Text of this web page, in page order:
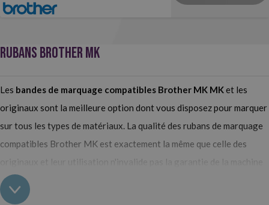
RUBANS BROTHER MK
Les bandes de marquage compatibles Brother MK MKet les
originaux sont la meilleure option dont vous disposez pour marquer
sur tous les types de matériaux. La qualité des rubans de marquage
compatibles Brother MK est exactement la même que celle des
originaux et leur utilisation n'invalide pas la garantie de la machine
de marquage. Achetez-les maintenant chez Webcartouche !